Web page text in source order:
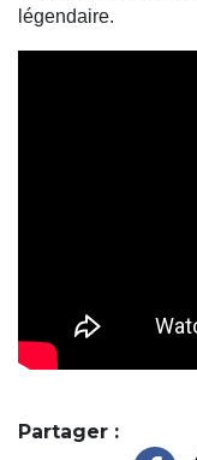
légendaire.
Partager :